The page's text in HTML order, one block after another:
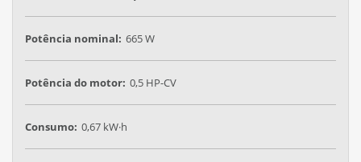
Potência nominal: 665 W
Potência do motor: 0,5 HP-CV
Consumo: 0,67 kW·h